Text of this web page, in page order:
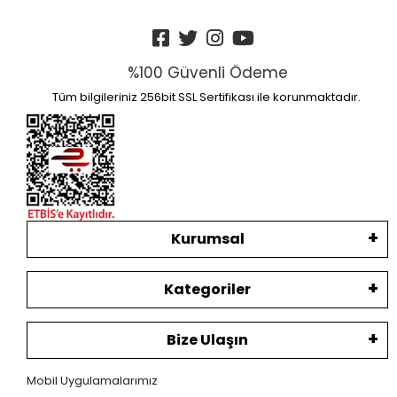
%100 Güvenli Ödeme
Tüm bilgileriniz 256bit SSL Sertifikası ile korunmaktadır.
Kurumsal
Kategoriler
Bize Ulaşın
Mobil Uygulamalarımız